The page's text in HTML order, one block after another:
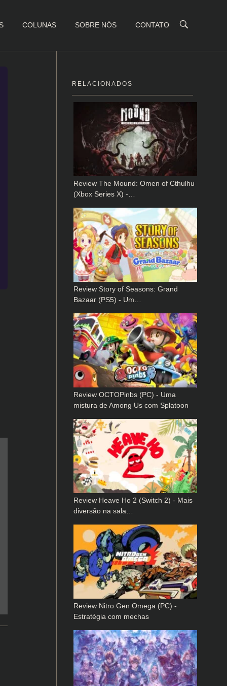
COLUNAS SOBRE NÓS CONTATO
RELACIONADOS
Review The Mound: Omen of Cthulhu
(Xbox Series X) -…
Review Story of Seasons: Grand
Bazaar (PS5) - Um…
Review OCTOPinbs (PC) - Uma
mistura de Among Us com Splatoon
Review Heave Ho 2 (Switch 2) - Mais
diversão na sala…
Review Nitro Gen Omega (PC) -
Estratégia com mechas